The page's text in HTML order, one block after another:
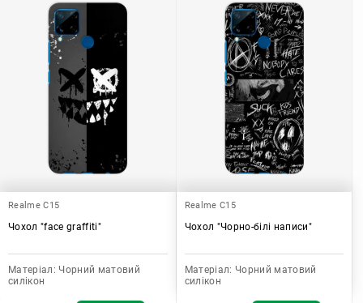
Realme C15
Чохол "face graffiti"
Матеріал: Чорний матовий
силікон
Realme C15
Чохол "Чорно-білі написи"
Матеріал: Чорний матовий
силікон